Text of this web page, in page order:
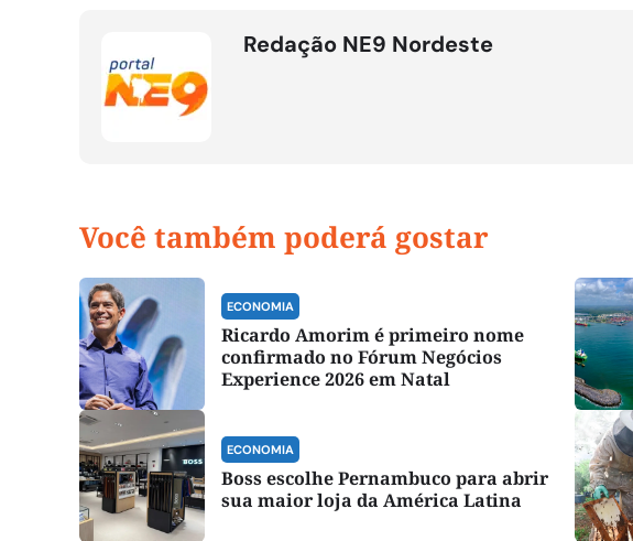
Redação NE9 Nordeste
Você também poderá gostar
ECONOMIA
Ricardo Amorim é primeiro nome
confirmado no Fórum Negócios
Experience 2026 em Natal
ECONOMIA
Boss escolhe Pernambuco para abrir
sua maior loja da América Latina